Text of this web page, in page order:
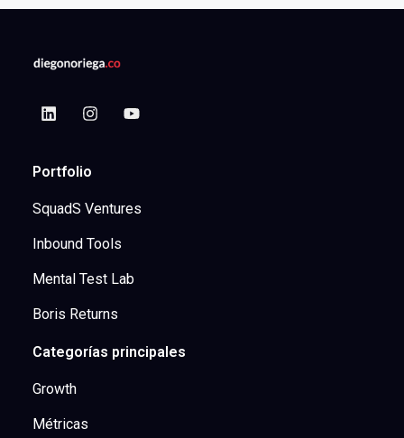
Portfolio
SquadS Ventures
Inbound Tools
Mental Test Lab
Boris Returns
Categorías principales
Growth
Métricas